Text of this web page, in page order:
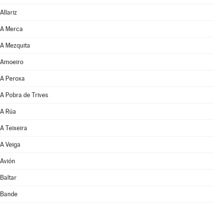
Allariz
A Merca
A Mezquita
Amoeiro
A Peroxa
A Pobra de Trives
A Rúa
A Teixeira
A Veiga
Avión
Baltar
Bande